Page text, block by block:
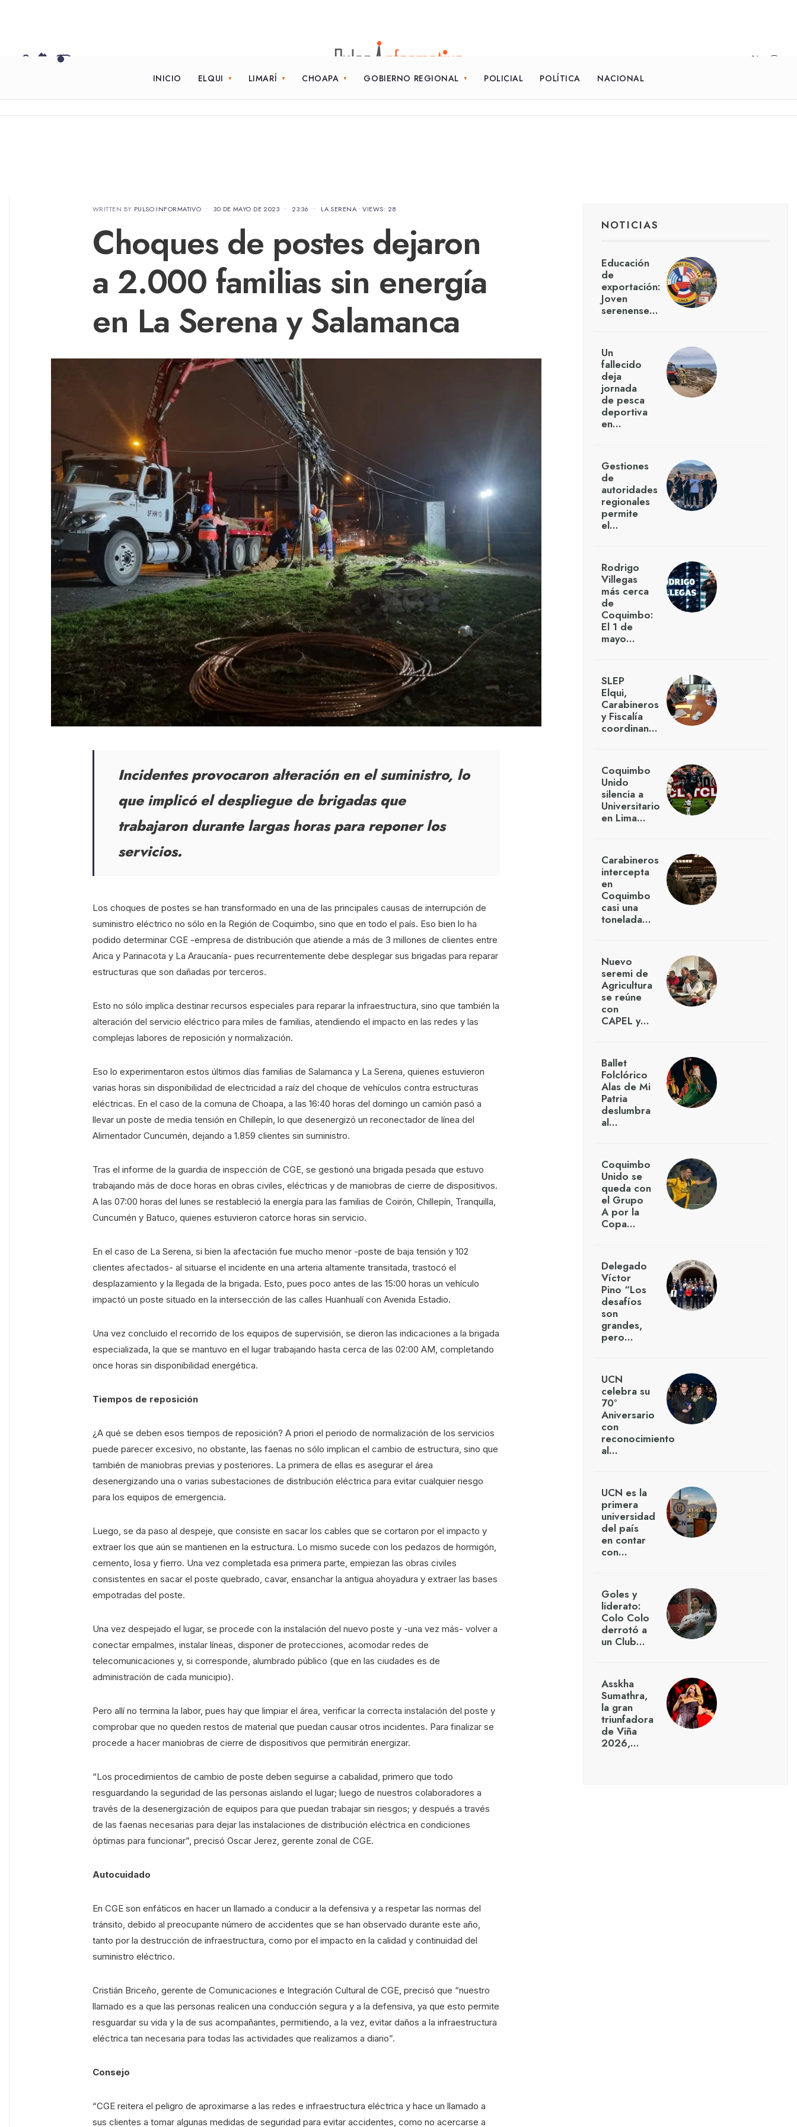
INICIO ELQUI LIMARÍ CHOAPA GOBIERNO REGIONAL POLICIAL POLÍTICA NACIONAL
WRITTEN BY PULSO INFORMATIVO • 30 DE MAYO DE 2023 • 23:36 • LA SERENA •VIEWS: 28
Choques de postes dejaron
a 2.000 familias sin energía
en La Serena y Salamanca
Incidentes provocaron alteración en el suministro, lo
que implicó el despliegue de brigadas que
trabajaron durante largas horas para reponer los
servicios.
Los choques de postes se han transformado en una de las principales causas de interrupción de
suministro eléctrico no sólo en la Región de Coquimbo, sino que en todo el país. Eso bien lo ha
podido determinar CGE -empresa de distribución que atiende a más de 3 millones de clientes entre
Arica y Parinacota y La Araucanía- pues recurrentemente debe desplegar sus brigadas para reparar
estructuras que son dañadas por terceros.
Esto no sólo implica destinar recursos especiales para reparar la infraestructura, sino que también la
alteración del servicio eléctrico para miles de familias, atendiendo el impacto en las redes y las
complejas labores de reposición y normalización.
Eso lo experimentaron estos últimos días familias de Salamanca y La Serena, quienes estuvieron
varias horas sin disponibilidad de electricidad a raíz del choque de vehículos contra estructuras
eléctricas. En el caso de la comuna de Choapa, a las 16:40 horas del domingo un camión pasó a
llevar un poste de media tensión en Chillepín, lo que desenergizó un reconectador de línea del
Alimentador Cuncumén, dejando a 1.859 clientes sin suministro.
Tras el informe de la guardia de inspección de CGE, se gestionó una brigada pesada que estuvo
trabajando más de doce horas en obras civiles, eléctricas y de maniobras de cierre de dispositivos.
A las 07:00 horas del lunes se restableció la energía para las familias de Coirón, Chillepín, Tranquilla,
Cuncumén y Batuco, quienes estuvieron catorce horas sin servicio.
En el caso de La Serena, si bien la afectación fue mucho menor -poste de baja tensión y 102
clientes afectados- al situarse el incidente en una arteria altamente transitada, trastocó el
desplazamiento y la llegada de la brigada. Esto, pues poco antes de las 15:00 horas un vehículo
impactó un poste situado en la intersección de las calles Huanhualí con Avenida Estadio.
Una vez concluido el recorrido de los equipos de supervisión, se dieron las indicaciones a la brigada
especializada, la que se mantuvo en el lugar trabajando hasta cerca de las 02:00 AM, completando
once horas sin disponibilidad energética.
Tiempos de reposición
¿A qué se deben esos tiempos de reposición? A priori el periodo de normalización de los servicios
puede parecer excesivo, no obstante, las faenas no sólo implican el cambio de estructura, sino que
también de maniobras previas y posteriores. La primera de ellas es asegurar el área
desenergizando una o varias subestaciones de distribución eléctrica para evitar cualquier riesgo
para los equipos de emergencia.
Luego, se da paso al despeje, que consiste en sacar los cables que se cortaron por el impacto y
extraer los que aún se mantienen en la estructura. Lo mismo sucede con los pedazos de hormigón,
cemento, losa y fierro. Una vez completada esa primera parte, empiezan las obras civiles
consistentes en sacar el poste quebrado, cavar, ensanchar la antigua ahoyadura y extraer las bases
empotradas del poste.
Una vez despejado el lugar, se procede con la instalación del nuevo poste y -una vez más- volver a
conectar empalmes, instalar líneas, disponer de protecciones, acomodar redes de
telecomunicaciones y, si corresponde, alumbrado público (que en las ciudades es de
administración de cada municipio).
Pero allí no termina la labor, pues hay que limpiar el área, verificar la correcta instalación del poste y
comprobar que no queden restos de material que puedan causar otros incidentes. Para finalizar se
procede a hacer maniobras de cierre de dispositivos que permitirán energizar.
“Los procedimientos de cambio de poste deben seguirse a cabalidad, primero que todo
resguardando la seguridad de las personas aislando el lugar; luego de nuestros colaboradores a
través de la desenergización de equipos para que puedan trabajar sin riesgos; y después a través
de las faenas necesarias para dejar las instalaciones de distribución eléctrica en condiciones
óptimas para funcionar”, precisó Oscar Jerez, gerente zonal de CGE.
Autocuidado
En CGE son enfáticos en hacer un llamado a conducir a la defensiva y a respetar las normas del
tránsito, debido al preocupante número de accidentes que se han observado durante este año,
tanto por la destrucción de infraestructura, como por el impacto en la calidad y continuidad del
suministro eléctrico.
Cristián Briceño, gerente de Comunicaciones e Integración Cultural de CGE, precisó que “nuestro
llamado es a que las personas realicen una conducción segura y a la defensiva, ya que esto permite
resguardar su vida y la de sus acompañantes, permitiendo, a la vez, evitar daños a la infraestructura
eléctrica tan necesaria para todas las actividades que realizamos a diario”.
Consejo
“CGE reitera el peligro de aproximarse a las redes e infraestructura eléctrica y hace un llamado a
sus clientes a tomar algunas medidas de seguridad para evitar accidentes, como no acercarse a
NOTICIAS
Educación
de
exportación:
Joven
serenense…
Un
fallecido
deja
jornada
de pesca
deportiva
en…
Gestiones
de
autoridades
regionales
permite
el…
Rodrigo
Villegas
más cerca
de
Coquimbo:
El 1 de
mayo…
SLEP
Elqui,
Carabineros
y Fiscalía
coordinan…
Coquimbo
Unido
silencia a
Universitario
en Lima…
Carabineros
intercepta
en
Coquimbo
casi una
tonelada…
Nuevo
seremi de
Agricultura
se reúne
con
CAPEL y…
Ballet
Folclórico
Alas de Mi
Patria
deslumbra
al…
Coquimbo
Unido se
queda con
el Grupo
A por la
Copa…
Delegado
Víctor
Pino “Los
desafíos
son
grandes,
pero…
UCN
celebra su
70°
Aniversario
con
reconocimiento
al…
UCN es la
primera
universidad
del país
en contar
con…
Goles y
liderato:
Colo Colo
derrotó a
un Club…
Asskha
Sumathra,
la gran
triunfadora
de Viña
2026,…